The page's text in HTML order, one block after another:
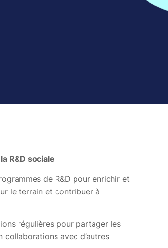
R&D sociale
de R&D pour enrichir et
le terrain et contribuer à
régulières pour partager les
collaborations avec d’autres